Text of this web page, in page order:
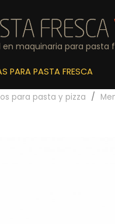
en maquinaria para pasta
PARA PASTA FRESCA
para pasta y pizza